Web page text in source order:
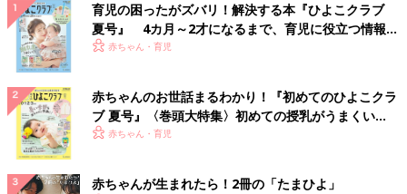
育児の困ったがズバリ！解決する本『ひよこクラブ
夏号』 4カ月～2才になるまで、育児に役立つ情報が
いっぱい！
赤ちゃん・育児
赤ちゃんのお世話まるわかり！『初めてのひよこクラ
ブ 夏号』〈巻頭大特集〉初めての授乳がうまくい
く！ おっぱい・ミルクの基本と夏のトラブル 解決テ
赤ちゃん・育児
赤ちゃんが生まれたら！2冊の「たまひよ」